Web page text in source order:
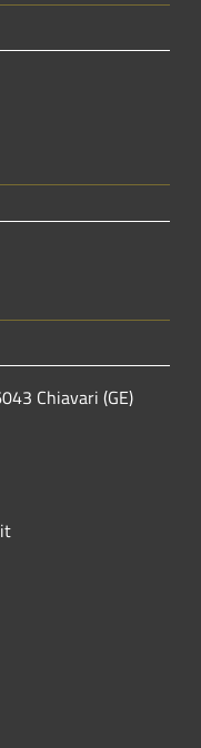
Chiavari (GE)